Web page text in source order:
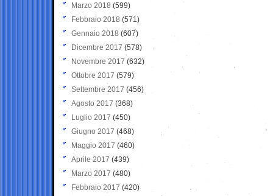
Marzo 2018 (599)
Febbraio 2018 (571)
Gennaio 2018 (607)
Dicembre 2017 (578)
Novembre 2017 (632)
Ottobre 2017 (579)
Settembre 2017 (456)
Agosto 2017 (368)
Luglio 2017 (450)
Giugno 2017 (468)
Maggio 2017 (460)
Aprile 2017 (439)
Marzo 2017 (480)
Febbraio 2017 (420)